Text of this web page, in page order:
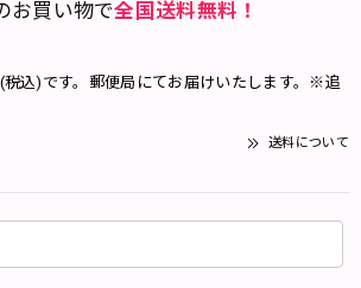
お買い物で全国送料無料！
税込)です。郵便局にてお届けいたします。※追
送料について